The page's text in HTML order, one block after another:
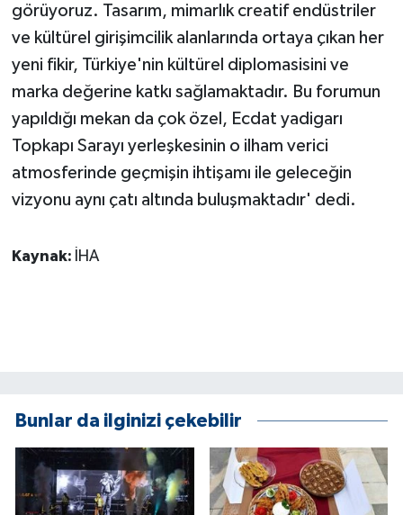
görüyoruz. Tasarım, mimarlık creatif endüstriler
ve kültürel girişimcilik alanlarında ortaya çıkan her
yeni fikir, Türkiye'nin kültürel diplomasisini ve
marka değerine katkı sağlamaktadır. Bu forumun
yapıldığı mekan da çok özel, Ecdat yadigarı
Topkapı Sarayı yerleşkesinin o ilham verici
atmosferinde geçmişin ihtişamı ile geleceğin
vizyonu aynı çatı altında buluşmaktadır' dedi.
Kaynak: İHA
Bunlar da ilginizi çekebilir